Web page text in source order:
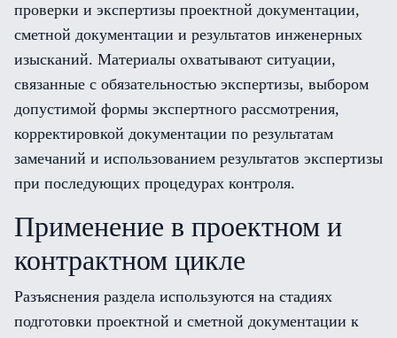
проверки и экспертизы проектной документации,
сметной документации и результатов инженерных
изысканий. Материалы охватывают ситуации,
связанные с обязательностью экспертизы, выбором
допустимой формы экспертного рассмотрения,
корректировкой документации по результатам
замечаний и использованием результатов экспертизы
при последующих процедурах контроля.
Применение в проектном и
контрактном цикле
Разъяснения раздела используются на стадиях
подготовки проектной и сметной документации к